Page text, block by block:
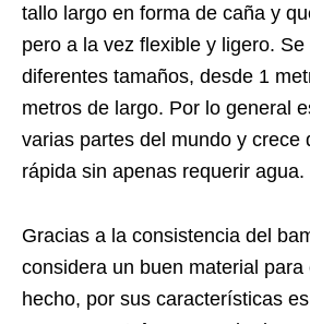
tallo largo en forma de caña y
pero a la vez flexible y ligero.
diferentes tamaños, desde 1
metros de largo. Por lo general
varias partes del mundo y crece
rápida sin apenas requerir agua.
Gracias a la consistencia del
considera un buen material para
hecho, por sus características